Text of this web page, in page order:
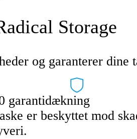
Storage
og garanterer dine
garantidækning
er beskyttet mod